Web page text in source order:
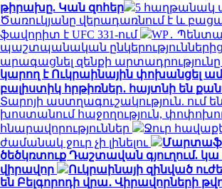
թիրախը. Կան զոհեր
5 հաղթանակ
Ծառուկյանը վերադառնում է և
ֆավորիտ է UFC 331-ում
WP․
պաշտպանական
արագացնել զենքի արտադրությունը
կարող է Ուկրաինային փոխանցել
բալիստիկ հրթիռներ․ հայտնի են
Տարոյի աստղագուշակություն. ում
խոստանում հաջողություն,
հնարավորություններ
Ջուր
ժամանակ ջուր չի լինելու
ծեծկռտուք Դաշտավան գյուղում. կա
վիրավոր
Ուկրաինայի զինված
են Բելգորոդի վրա․ Վիրավորների